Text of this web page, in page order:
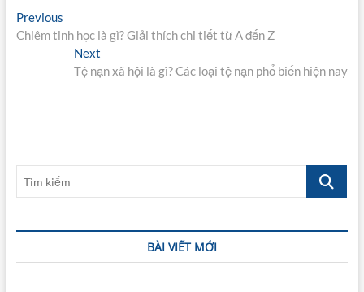
Điều
hướng
PreviousPrevious
post:
Chiêm tinh học là gì? Giải thích chi tiết từ A đến Z
Next
post:
Tệ nạn xã hội là gì? Các loại tệ nạn phổ biến hiện nay
Tìm
kiếm
BÀI VIẾT MỚI